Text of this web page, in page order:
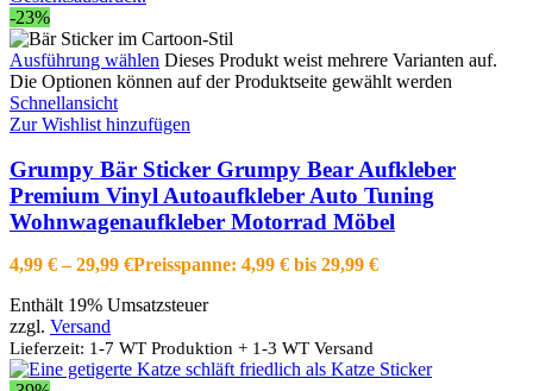
-23%
Ausführung wählen Dieses Produkt weist mehrere Varianten auf.
Die Optionen können auf der Produktseite gewählt werden
Schnellansicht
Zur Wishlist hinzufügen
Grumpy Bär Sticker Grumpy Bear Aufkleber
Premium Vinyl Autoaufkleber Auto Tuning
Wohnwagenaufkleber Motorrad Möbel
4,99 € –29,99 €Preisspanne: 4,99 € bis 29,99 €
Enthält 19% Umsatzsteuer
zzgl. Versand
Lieferzeit: 1-7 WT Produktion + 1-3 WT Versand